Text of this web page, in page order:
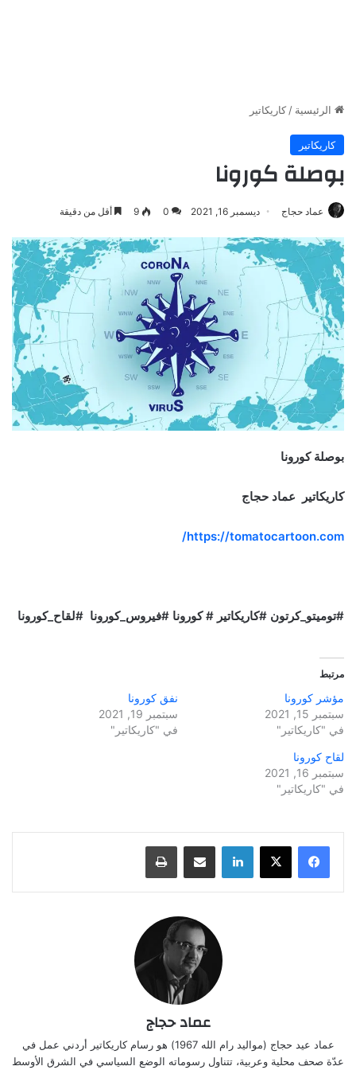
الرئيسية / كاريكاتير
كاريكاتير
بوصلة كورونا
عماد حجاج ديسمبر 16, 2021 0
9 أقل من دقيقة
بوصلة كورونا
كاريكاتير عماد حجاج
https://tomatocartoon.com/
#توميتو_كرتون #كاريكاتير # كورونا #فيروس_كورونا #لقاح_كورونا
مرتبط
مؤشر كورونا
سبتمبر 15, 2021
في "كاريكاتير"
نفق كورونا
سبتمبر 19, 2021
في "كاريكاتير"
لقاح كورونا
سبتمبر 16, 2021
في "كاريكاتير"
لينكدإن مشاركة عبر البريد طباعة
عماد حجاج
عماد عيد حجاج (مواليد رام الله 1967) هو رسام كاريكاتير أردني عمل في
عدّة صحف محلية وعربية، تتناول رسوماته الوضع السياسي في الشرق الأوسط